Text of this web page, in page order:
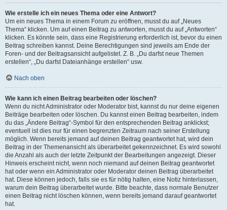
Wie erstelle ich ein neues Thema oder eine Antwort?
Um ein neues Thema in einem Forum zu eröffnen, musst du auf „Neues
Thema“ klicken. Um auf einen Beitrag zu antworten, musst du auf „Antworten“
klicken. Es könnte sein, dass eine Registrierung erforderlich ist, bevor du einen
Beitrag schreiben kannst. Deine Berechtigungen sind jeweils am Ende der
Foren- und der Beitragsansicht aufgelistet. Z. B. „Du darfst neue Themen
erstellen“, „Du darfst Dateianhänge erstellen“ usw.
Nach oben
Wie kann ich einen Beitrag bearbeiten oder löschen?
Wenn du nicht Administrator oder Moderator bist, kannst du nur deine eigenen
Beiträge bearbeiten oder löschen. Du kannst einen Beitrag bearbeiten, indem
du das „Ändere Beitrag“-Symbol für den entsprechenden Beitrag anklickst;
eventuell ist dies nur für einen begrenzten Zeitraum nach seiner Erstellung
möglich. Wenn bereits jemand auf deinen Beitrag geantwortet hat, wird dein
Beitrag in der Themenansicht als überarbeitet gekennzeichnet. Es wird sowohl
die Anzahl als auch der letzte Zeitpunkt der Bearbeitungen angezeigt. Dieser
Hinweis erscheint nicht, wenn noch niemand auf deinen Beitrag geantwortet
hat oder wenn ein Administrator oder Moderator deinen Beitrag überarbeitet
hat. Diese können jedoch, falls sie es für nötig halten, eine Notiz hinterlassen,
warum dein Beitrag überarbeitet wurde. Bitte beachte, dass normale Benutzer
einen Beitrag nicht löschen können, wenn bereits jemand darauf geantwortet
hat.